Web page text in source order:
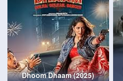
Dhoom Dhaam (2025)